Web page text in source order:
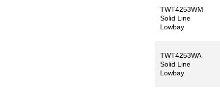
TWT4253WM
Solid Line
Lowbay
TWT4253WA
Solid Line
Lowbay